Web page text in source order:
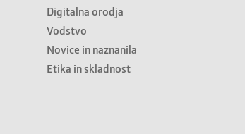
Digitalna orodja
Vodstvo
Novice in naznanila
Etika in skladnost